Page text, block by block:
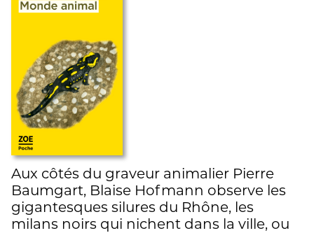
Aux côtés du graveur animalier Pierre
Baumgart, Blaise Hofmann observe les
gigantesques silures du Rhône, les
milans noirs qui nichent dans la ville, ou